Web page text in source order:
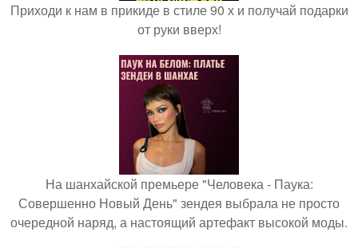
Приходи к нам в прикиде в стиле 90 х и получай подарки
от руки вверх!
На шанхайской премьере "Человека - Паука:
Совершенно Новый День" зендея выбрала не просто
очередной наряд, а настоящий артефакт высокой моды.